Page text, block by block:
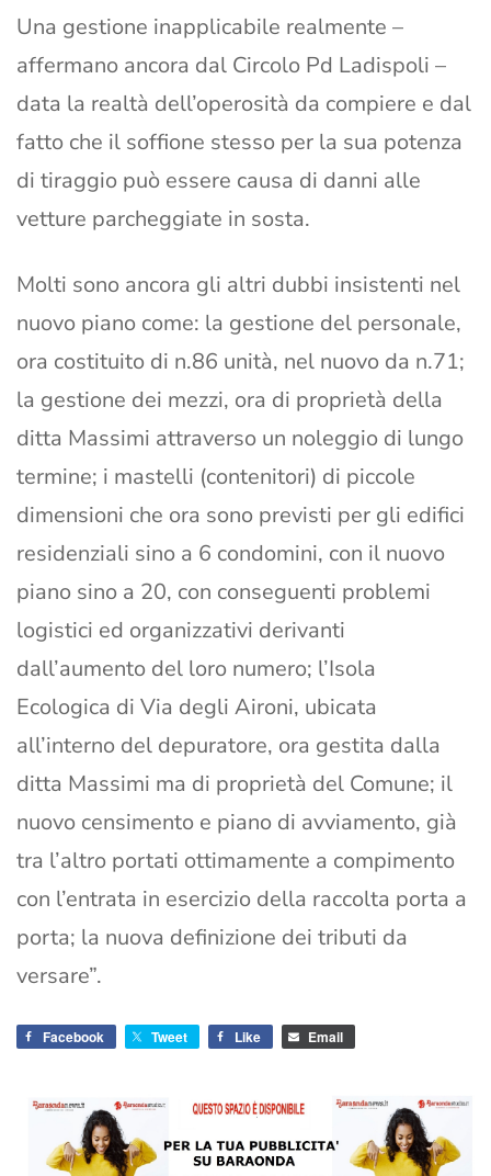
Una gestione inapplicabile realmente –
affermano ancora dal Circolo Pd Ladispoli –
data la realtà dell’operosità da compiere e dal
fatto che il soffione stesso per la sua potenza
di tiraggio può essere causa di danni alle
vetture parcheggiate in sosta.
Molti sono ancora gli altri dubbi insistenti nel
nuovo piano come: la gestione del personale,
ora costituito di n.86 unità, nel nuovo da n.71;
la gestione dei mezzi, ora di proprietà della
ditta Massimi attraverso un noleggio di lungo
termine; i mastelli (contenitori) di piccole
dimensioni che ora sono previsti per gli edifici
residenziali sino a 6 condomini, con il nuovo
piano sino a 20, con conseguenti problemi
logistici ed organizzativi derivanti
dall’aumento del loro numero; l’Isola
Ecologica di Via degli Aironi, ubicata
all’interno del depuratore, ora gestita dalla
ditta Massimi ma di proprietà del Comune; il
nuovo censimento e piano di avviamento, già
tra l’altro portati ottimamente a compimento
con l’entrata in esercizio della raccolta porta a
porta; la nuova definizione dei tributi da
versare”.
Facebook Tweet Like Email